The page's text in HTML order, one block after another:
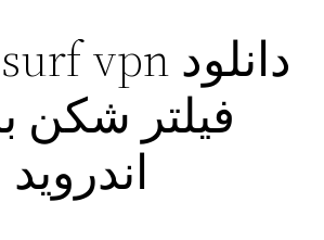
فیلتر شکن
اندروید